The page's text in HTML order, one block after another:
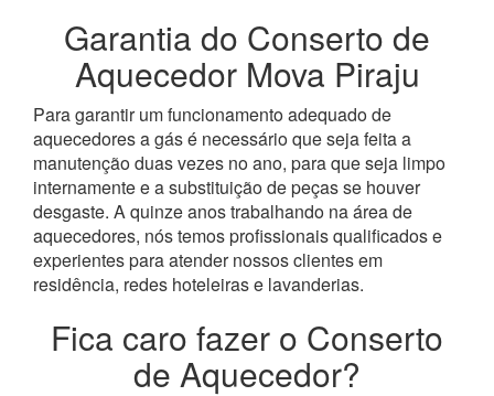
Garantia do Conserto de
Aquecedor Mova Piraju
Para garantir um funcionamento adequado de
aquecedores a gás é necessário que seja feita a
manutenção duas vezes no ano, para que seja limpo
internamente e a substituição de peças se houver
desgaste. A quinze anos trabalhando na área de
aquecedores, nós temos profissionais qualificados e
experientes para atender nossos clientes em
residência, redes hoteleiras e lavanderias.
Fica caro fazer o Conserto
de Aquecedor?